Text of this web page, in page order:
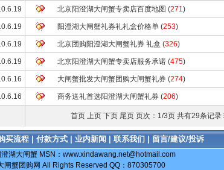
北京阳澄湖大闸蟹专卖店百度地图 (271)
阳澄湖大闸蟹礼券礼礼盒价格单 (253)
北京团购阳澄湖大闸蟹礼券 礼盒 (326)
北京阳澄湖大闸蟹专卖店服务承诺 (475)
大闸蟹批发大闸蟹团购大闸蟹礼券 (274)
商务送礼首选阳澄湖大闸蟹礼券 (206)
首页 上页 下页 尾页 页次：1/3页 共有29条记录
买流程 付款方式 业内新闻 联系我们 留言/建议/投诉
湖大闸蟹 MSN：www.xindawang.net@hotmail.com
蟹团购网 All Rights Reserved QQ：870305700